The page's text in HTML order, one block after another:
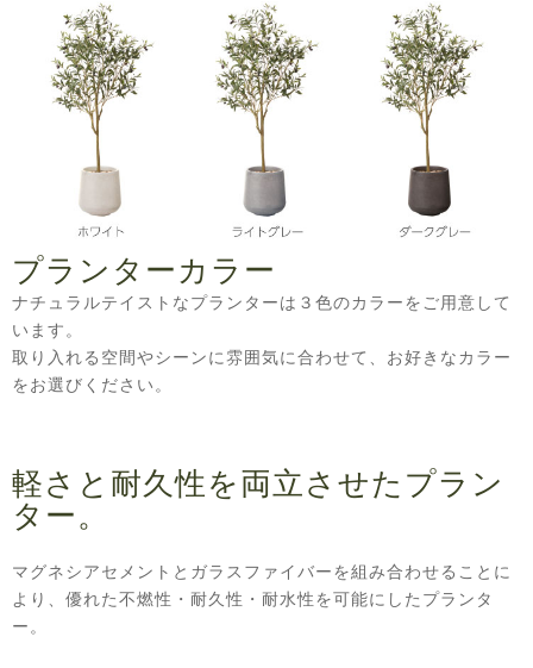
プランターカラー
ナチュラルテイストなプランターは３色のカラーをご用意して
います。
取り入れる空間やシーンに雰囲気に合わせて、お好きなカラー
をお選びください。
軽さと耐久性を両立させたプラン
ター。
マグネシアセメントとガラスファイバーを組み合わせることに
より、優れた不燃性・耐久性・耐水性を可能にしたプランタ
ー。